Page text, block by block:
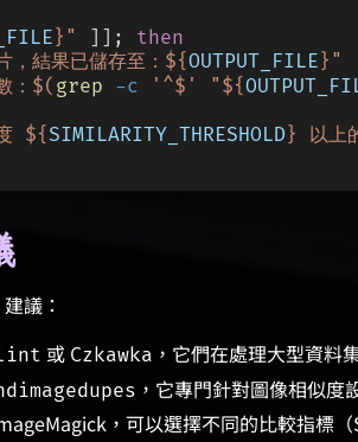
}" ]];
then
，結果已儲存至：${ OUTPUT_FILE }"
：$( grep -c '^$' "${
${ SIMILARITY_THRESHOLD } 以上
議：
或 Czkawka ，它們在處理大型資料
，它專門針對圖像相似度
，可以選擇不同的比較指標（